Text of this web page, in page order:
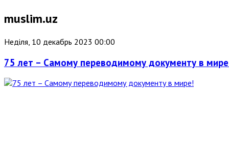
muslim.uz
Неділя, 10 декабрь 2023 00:00
75 лет – Самому переводимому документу в